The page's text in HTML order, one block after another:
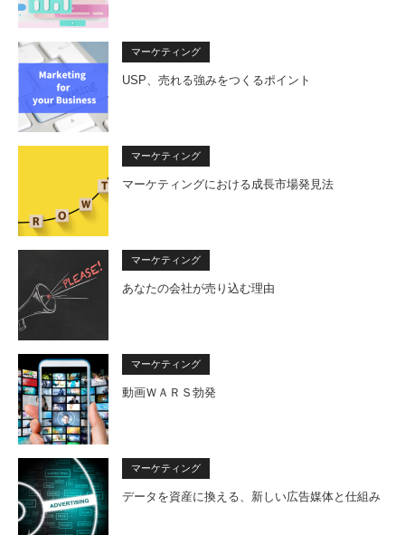
マーケティング
USP、売れる強みをつくるポイント
マーケティング
マーケティングにおける成長市場発見法
マーケティング
あなたの会社が売り込む理由
マーケティング
動画ＷＡＲＳ勃発
マーケティング
データを資産に換える、新しい広告媒体と仕組み